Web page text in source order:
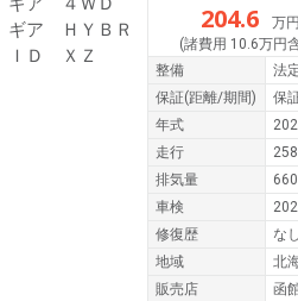
204.6
万円
(諸費用 10.6万円
整備
法
保証(距離/期間) 保
年式
走行
排気量
車検
修復歴
なし
地域
北
販売店
函